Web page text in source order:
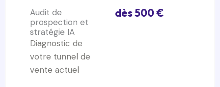
Audit de
prospection et
stratégie IA
Diagnostic de
votre tunnel de
vente actuel
dès 500 €